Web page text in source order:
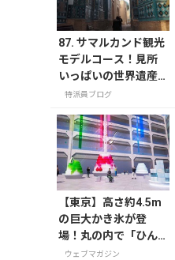
87. サマルカンド観光
モデルコース！見所
いっぱいの世界遺産
都市を満喫するおす
特派員ブログ
【東京】高さ約4.5m
の巨大かき氷が登
場！丸の内で「ひん
やりＫＩＴＴＥ」が8
ウェブマガジン